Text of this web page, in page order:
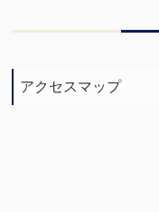
アクセスマップ